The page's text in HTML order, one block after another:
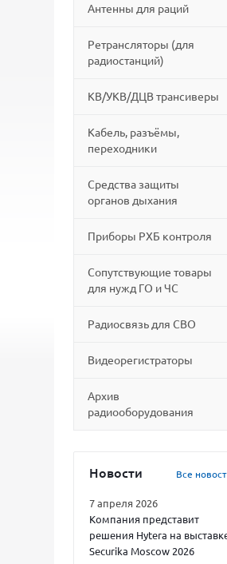
Антенны для раций
Ретрансляторы (для
радиостанций)
КВ/УКВ/ДЦВ трансиверы
Кабель, разъёмы,
переходники
Средства защиты
органов дыхания
Приборы РХБ контроля
Сопутствующие товары
для нужд ГО и ЧС
Радиосвязь для СВО
Видеорегистраторы
Архив
радиооборудования
Новости Все
7 апреля 2026
Компания представит
решения Hytera на
Securika Moscow 2026